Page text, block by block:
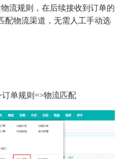
流规则，在后续接收到订单的
配物流渠道，无需人工手动选
订单规则=>物流匹配